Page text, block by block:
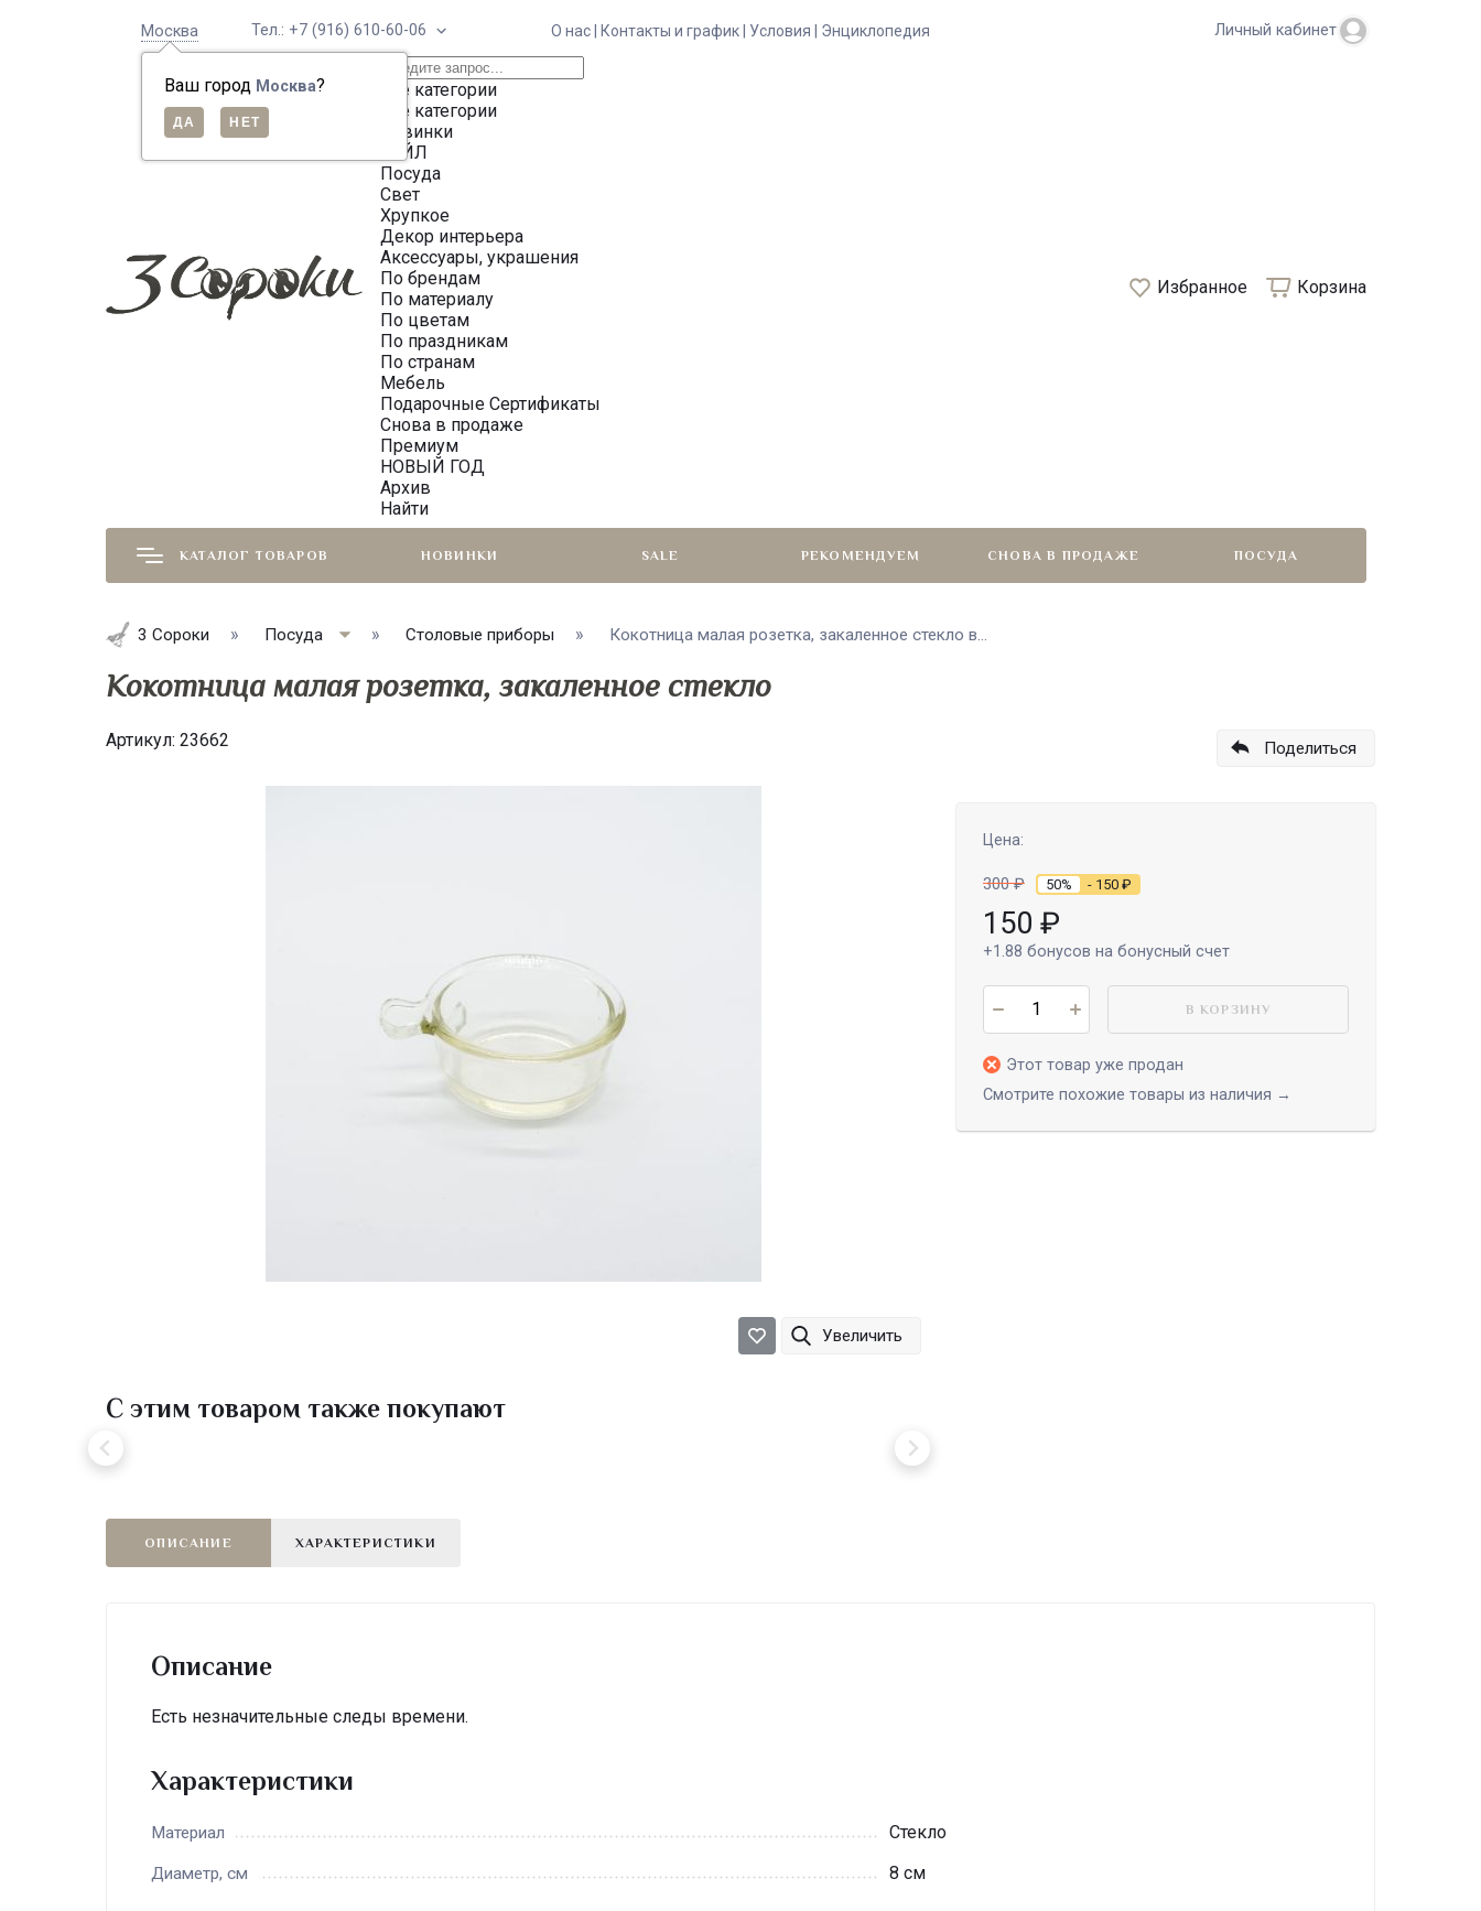
Москва
Ваш город Москва?
Тел.: +7 (916) 610-60-06 О нас | Контакты и график | Условия | Энциклопедия Личный кабинет
Все категории
Все категории
Новинки
СЕЙЛ
Посуда
Свет
Хрупкое
Декор интерьера
Аксессуары, украшения
По брендам
По материалу
По цветам
По праздникам
По странам
Мебель
Подарочные Сертификаты
Снова в продаже
Премиум
НОВЫЙ ГОД
Архив
Найти
Избранное Корзина
КАТАЛОГ ТОВАРОВ НОВИНКИ SALE РЕКОМЕНДУЕМ СНОВА В ПРОДАЖЕ ПОСУДА
3 Сороки Посуда Столовые приборы Кокотница малая розетка, закаленное стекло в...
Кокотница малая розетка, закаленное стекло
Артикул: 23662
Увеличить
С этим товаром также покупают
Поделиться
Цена:
300₽ 50% - 150 ₽
150 ₽
+1.88 бонусов на бонусный счет
В КОРЗИНУ
Этот товар уже продан
Смотрите похожие товары из наличия →
ОПИСАНИЕ ХАРАКТЕРИСТИКИ
Описание
Есть незначительные следы времени.
Характеристики
Материал Стекло
Диаметр, см 8 см